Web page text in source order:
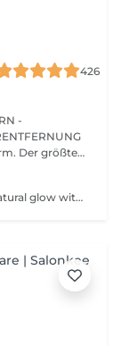
426
-
Der größte
Myoplastic face massage - rediscover your natural glow with the deeply rejuvenating myoplastic face massage. This unique technique works not only on the surface of your skin but also on the deeper layers of muscles and fascia. Through precise, sculpting movements, it releases tension, improves circulation, and restores elasticity. The result? A lifted, defined, and radiant look that feels as refreshing as it appears. Every session is like a reset for your face leaving you looking youthful, relaxed, and glowing with vitality. Buccal face massage - is one of the most exclusive beauty treatments loved by celebrities worldwide. Performed both outside and inside the mouth, it targets the deepest facial muscles that are rarely activated. This powerful technique relieves jaw tension, sculpts cheekbones, plumps lips naturally, and improves lymphatic drainage. The result is a beautifully contoured, youthful face with a radiant, healthy glow. After just one session, you'll feel lighter, fresher, and more confident. This is an experience that goes beyond beauty, reaching harmony and balance. Express face massage is designed for those who value their time while expecting visible, refined results. This 30-minute lifting massage focuses on precise muscle stimulation to restore facial tone, improve skin firmness, and redefine the natural facial contour. The treatment helps reduce visible signs of fatigue while stimulating microcirculation, allowing the skin to regain a fresh, radiant, and naturally healthy glow. Perfect as an additional boost to your body massage for complete relaxation and rejuvenation. Important: This treatment is available only as an add-on to any body massage and cannot be booked as a standalone service.